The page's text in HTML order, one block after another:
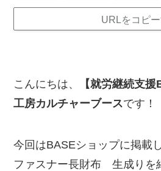
URLをコピ
こんにちは、
【就労継続支
工房カルチャーブースです！
今回はBASEショップに掲載
ファスナー長財布 生成りを